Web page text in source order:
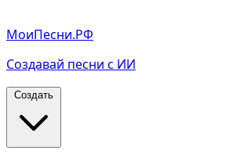
МоиПесни.РФ
Создавай песни с ИИ
Создать